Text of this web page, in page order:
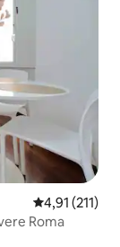
Vlerësimi
4,91 (211)
Roma